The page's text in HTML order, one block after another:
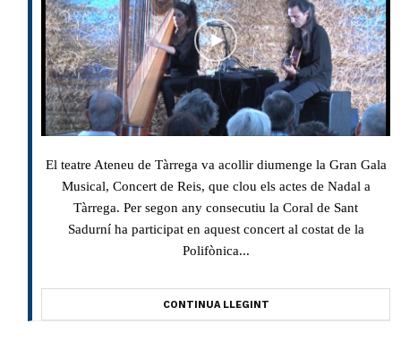
El teatre Ateneu de Tàrrega va acollir diumenge la Gran Gala
Musical, Concert de Reis, que clou els actes de Nadal a
Tàrrega. Per segon any consecutiu la Coral de Sant
Sadurní ha participat en aquest concert al costat de la
Polifònica...
CONTINUA LLEGINT